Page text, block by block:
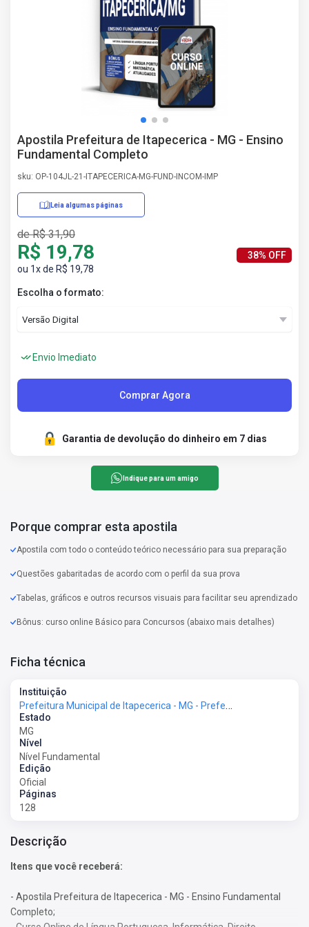
Apostila Prefeitura de Itapecerica - MG - Ensino
Fundamental Completo
sku: OP-104JL-21-ITAPECERICA-MG-FUND-INCOM-IMP
Leia algumas páginas
de R$ 31,90
R$ 19,78
ou 1x de R$ 19,78
38% OFF
Escolha o formato:
Envio Imediato
Comprar Agora
Garantia de devolução do dinheiro em 7 dias
Indique para um amigo
Porque comprar esta apostila
Apostila com todo o conteúdo teórico necessário para sua preparação
Questões gabaritadas de acordo com o perfil da sua prova
Tabelas, gráficos e outros recursos visuais para facilitar seu aprendizado
Bônus: curso online Básico para Concursos (abaixo mais detalhes)
Ficha técnica
Instituição
Prefeitura Municipal de Itapecerica - MG - Prefeitura de Itapecerica - MG
Estado
MG
Nível
Nível Fundamental
Edição
Oficial
Páginas
128
Descrição
Itens que você receberá:
- Apostila Prefeitura de Itapecerica - MG - Ensino Fundamental
Completo;